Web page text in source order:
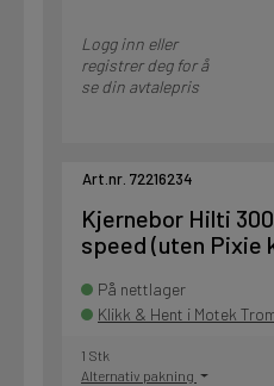
Logg inn eller
registrer deg for å
se din avtalepris
Art.nr. 72216234
Kjernebor Hilti
speed (uten Pixie
På nettlager
Klikk & Hent i Motek
1 Stk
Alternativ pakning